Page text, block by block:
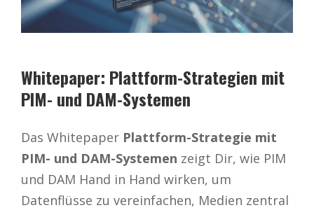
Whitepaper: Plattform-Strategien mit
PIM- und DAM-Systemen
Das Whitepaper Plattform-Strategie mit
PIM- und DAM-Systemen zeigt Dir, wie PIM
und DAM Hand in Hand wirken, um
Datenflüsse zu vereinfachen, Medien zentral